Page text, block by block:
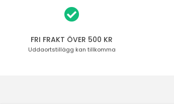
FRI FRAKT ÖVER 500 KR
Uddaortstillägg kan tillkomma